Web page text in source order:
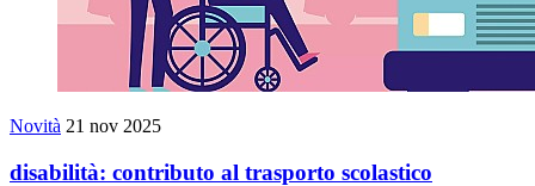
Novità 21 nov 2025
disabilità: contributo al trasporto scolastico